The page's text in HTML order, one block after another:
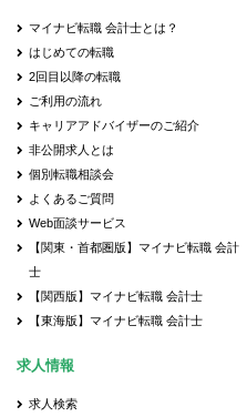
マイナビ転職 会計士とは？
はじめての転職
2回目以降の転職
ご利用の流れ
キャリアアドバイザーのご紹介
非公開求人とは
個別転職相談会
よくあるご質問
Web面談サービス
【関東・首都圏版】マイナビ転職 会計
士
【関西版】マイナビ転職 会計士
【東海版】マイナビ転職 会計士
求人情報
求人検索